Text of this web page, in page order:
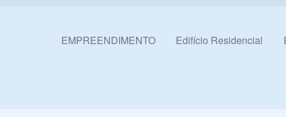
Pular para o conteúdo
EMPREENDIMENTO Edifício Residencial